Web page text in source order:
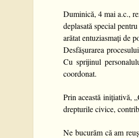
Duminică, 4 mai a.c.,
deplasată special
arătat entuziasmați de
Desfășurarea
Cu sprijinul
coordonat.
Prin această inițiativă,
drepturile civice,
Ne bucurăm că am